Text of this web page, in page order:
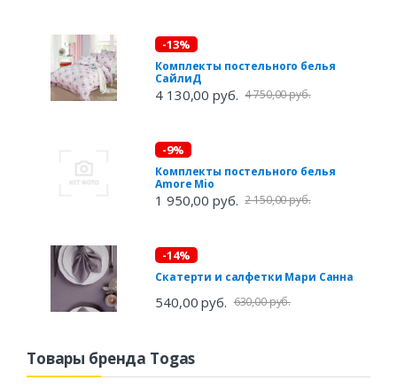
-13%
Комплекты постельного белья
СайлиД
4 130,00 руб. 4 750,00 руб.
-9%
Комплекты постельного белья
Amore Mio
1 950,00 руб. 2 150,00 руб.
-14%
Скатерти и салфетки Мари Санна
540,00 руб. 630,00 руб.
Товары бренда Togas